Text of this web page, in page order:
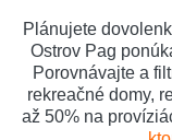
Plánujete
Ostrov Pag
Porovnávajte a
rekreačné domy,
až 50% na